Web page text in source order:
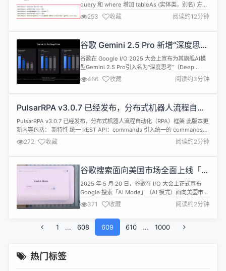
query 和 where 增加 tableAs (实体类，别名) 方
法，用于自定义表名别名 2：XbatisConfig 改为
XbatisGlobalConfig 3：增加逻辑删除拦截器 4：
updatedelete增加 原生 RETURNING (原生) 功能
253 收藏 阅读约12分钟
谷歌 Gemini 2.5 Pro 新增“深度思
考”模式，Gemini 2.5 Flash 模型全
面上线
谷歌在 Google I/O 2025 大会上宣布为其旗舰AI模
型Gemini 2.5 Pro引入名为“深度思考”（Deep
Think）的增强推理模式。该模式允许模型在回应前
考虑多个假设和答案，从而提升其在复杂查询，特别
是数学和编码相关任务上的表现。 根据测试数据，
准上表现出色，超越了 ...
466 收藏 阅读约3分钟
PulsarRPA v3.0.7 已经发布，分布式机器人流程自动
化（RPA）框架
PulsarRPA v3.0.7 已经发布，分布式机器人流程自动化（RPA）框架 此版本更
新内容包括： 新特性 统一 REST API：commands 引入统一的 commands
API，实现系统编排：可执行浏览器操作、提取网页数据、分析网站等。 支持
多种客户端交互方式：同步/异步、普通命令和基于 JSON 的命令。 提供
Python、Kotlin、J...
272 收藏 阅读约2分钟
谷歌搜索面向美国市场全面上线「AI
模式」
2025 年 5 月 20 日，谷歌在 I/O 大会上正式宣布
Google 搜索「AI Mode」（AI 模式）面向美国市场
全面上线。 AI Mode 基于 Gemini 2.5 打造，利
用"query fan-out"技术将用户问题分解为更小的部
分，同时在多样化来源中启动搜索，组装详细答案并
提供相关来源。具有以下功能特点： 多模态输入 ：
用户可通过语音、...
371 收藏 阅读约2分钟
1 ... 608 609 610 ... 1000
热门标签